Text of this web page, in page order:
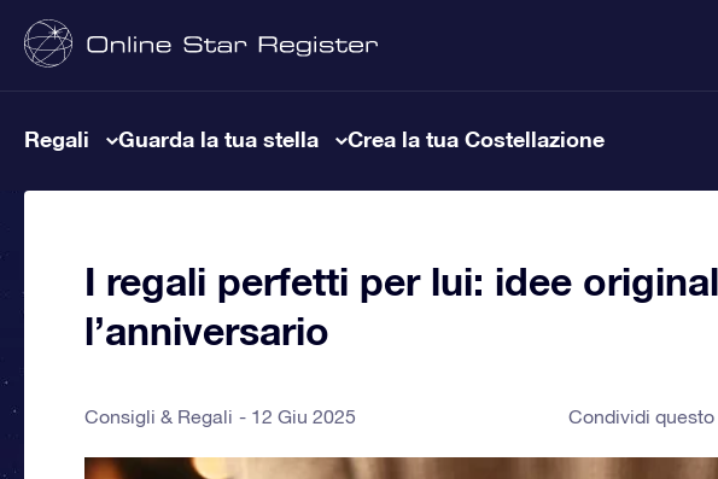
Regali Guarda la tua stella Crea la tua Costellazione
I regali perfetti per lui: idee
l’anniversario
Consigli & Regali 12 Giu 2025 Condividi